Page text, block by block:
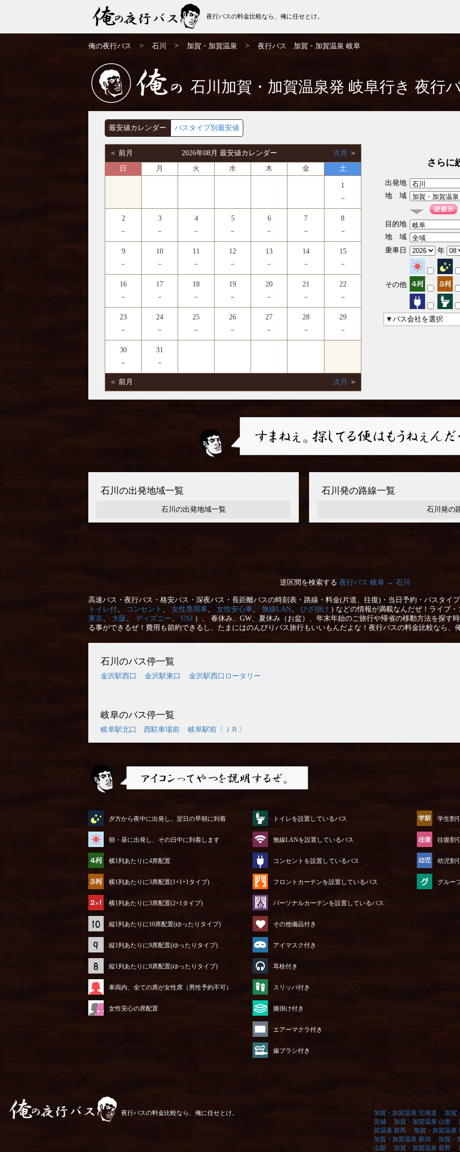
速バス | 俺の夜行バス
夜行バスの料金比較なら、俺に任せとけ。
俺の夜行バス > 石川 > 加賀・加賀温泉 > 夜行バス 加賀・加賀温泉 岐阜
俺の
石川加賀・加賀温泉発 岐阜行き 夜行
最安値カレンダー バスタイプ別最安値
＜ 前月 2026年08月 最安値カレンダー 次月
＞
日
月 火 水 木 金 土
1
－
2
－
3
－
4
－
5
－
6
－
7
－
8
－
9
－
10
－
11
－
12
－
13
－
14
－
15
－
16
－
17
－
18
－
19
－
20
－
21
－
22
－
23
－
24
－
25
－
26
－
27
－
28
－
29
－
30
－
31
－
＜ 前月 次月 ＞
さらに
出発地
地 域
目的地
地 域
乗車日
年
その他
▼バス会社を選択
石川の出発地域一覧
石川の出発地域一覧
石川発の路線一覧
石川発の
逆区間を検索する 夜行バス 岐阜 → 石川
高速バス・夜行バス・格安バス・深夜バス・長距離バスの時刻表・路線・料金(片道、往復)・当日予約・バスタイ
トイレ付、 コンセント 、 女性専用車、 女性安心車、 無線LAN、 ひざ掛け ) などの情報が満載なんだぜ！ライブ
東京、 大阪 、 ディズニー、 USJ ）、 春休み、GW、夏休み（お盆）、年末年始のご旅行や帰省の移動方法を探す
る事ができるぜ！費用も節約できるし、たまにはのんびりバス旅行もいいもんだよな！夜行バスの料金比較なら、
石川のバス停一覧
金沢駅西口 金沢駅東口 金沢駅西口ロータリー
岐阜のバス停一覧
岐阜駅北口 西駐車場前 岐阜駅前〔ＪＲ〕
夕方から夜中に出発し、翌日の早朝に到着
朝・昼に出発し、その日中に到着します
横1列あたりに4席配置
横1列あたりに3席配置(1+1+1タイプ)
横1列あたりに3席配置(2+1タイプ)
縦1列あたりに10席配置(ゆったりタイプ)
縦1列あたりに9席配置(ゆったりタイプ)
縦1列あたりに8席配置(ゆったりタイプ)
車両内、全ての席が女性席（男性予約不可）
女性安心の席配置
トイレを設置しているバス
無線LANを設置しているバス
コンセントを設置しているバス
フロントカーテンを設置しているバス
パーソナルカーテンを設置しているバス
その他備品付き
アイマスク付き
耳栓付き
スリッパ付き
膝掛け付き
エアーマクラ付き
歯ブラシ付き
学生割
往復割
幼児割
グルー
夜行バスの料金比較なら、俺に任せとけ。 加賀・加賀温泉 北海道
加賀
宮城
加賀・加賀温泉 山形
賀温泉 群馬
加賀・加賀温泉
加賀・加賀温泉 新潟
加賀・
山梨
加賀・加賀温泉 長野